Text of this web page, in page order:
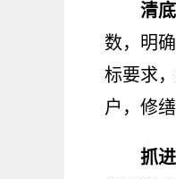
清
数，明
标要求，
户，修
抓